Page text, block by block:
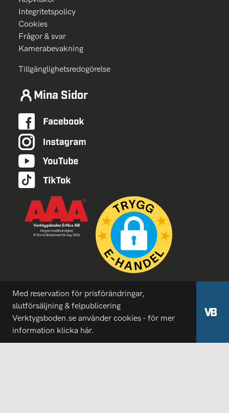
Integritetspolicy
Cookies
Frågor & svar
Kamerabevakning
Tillgänglighetsredogörelse
Mina Sidor
Med reservation för prisförändringar,
slutförsäljning & felpublicering
Verktygsboden.se använder cookies - för mer
information klicka här.